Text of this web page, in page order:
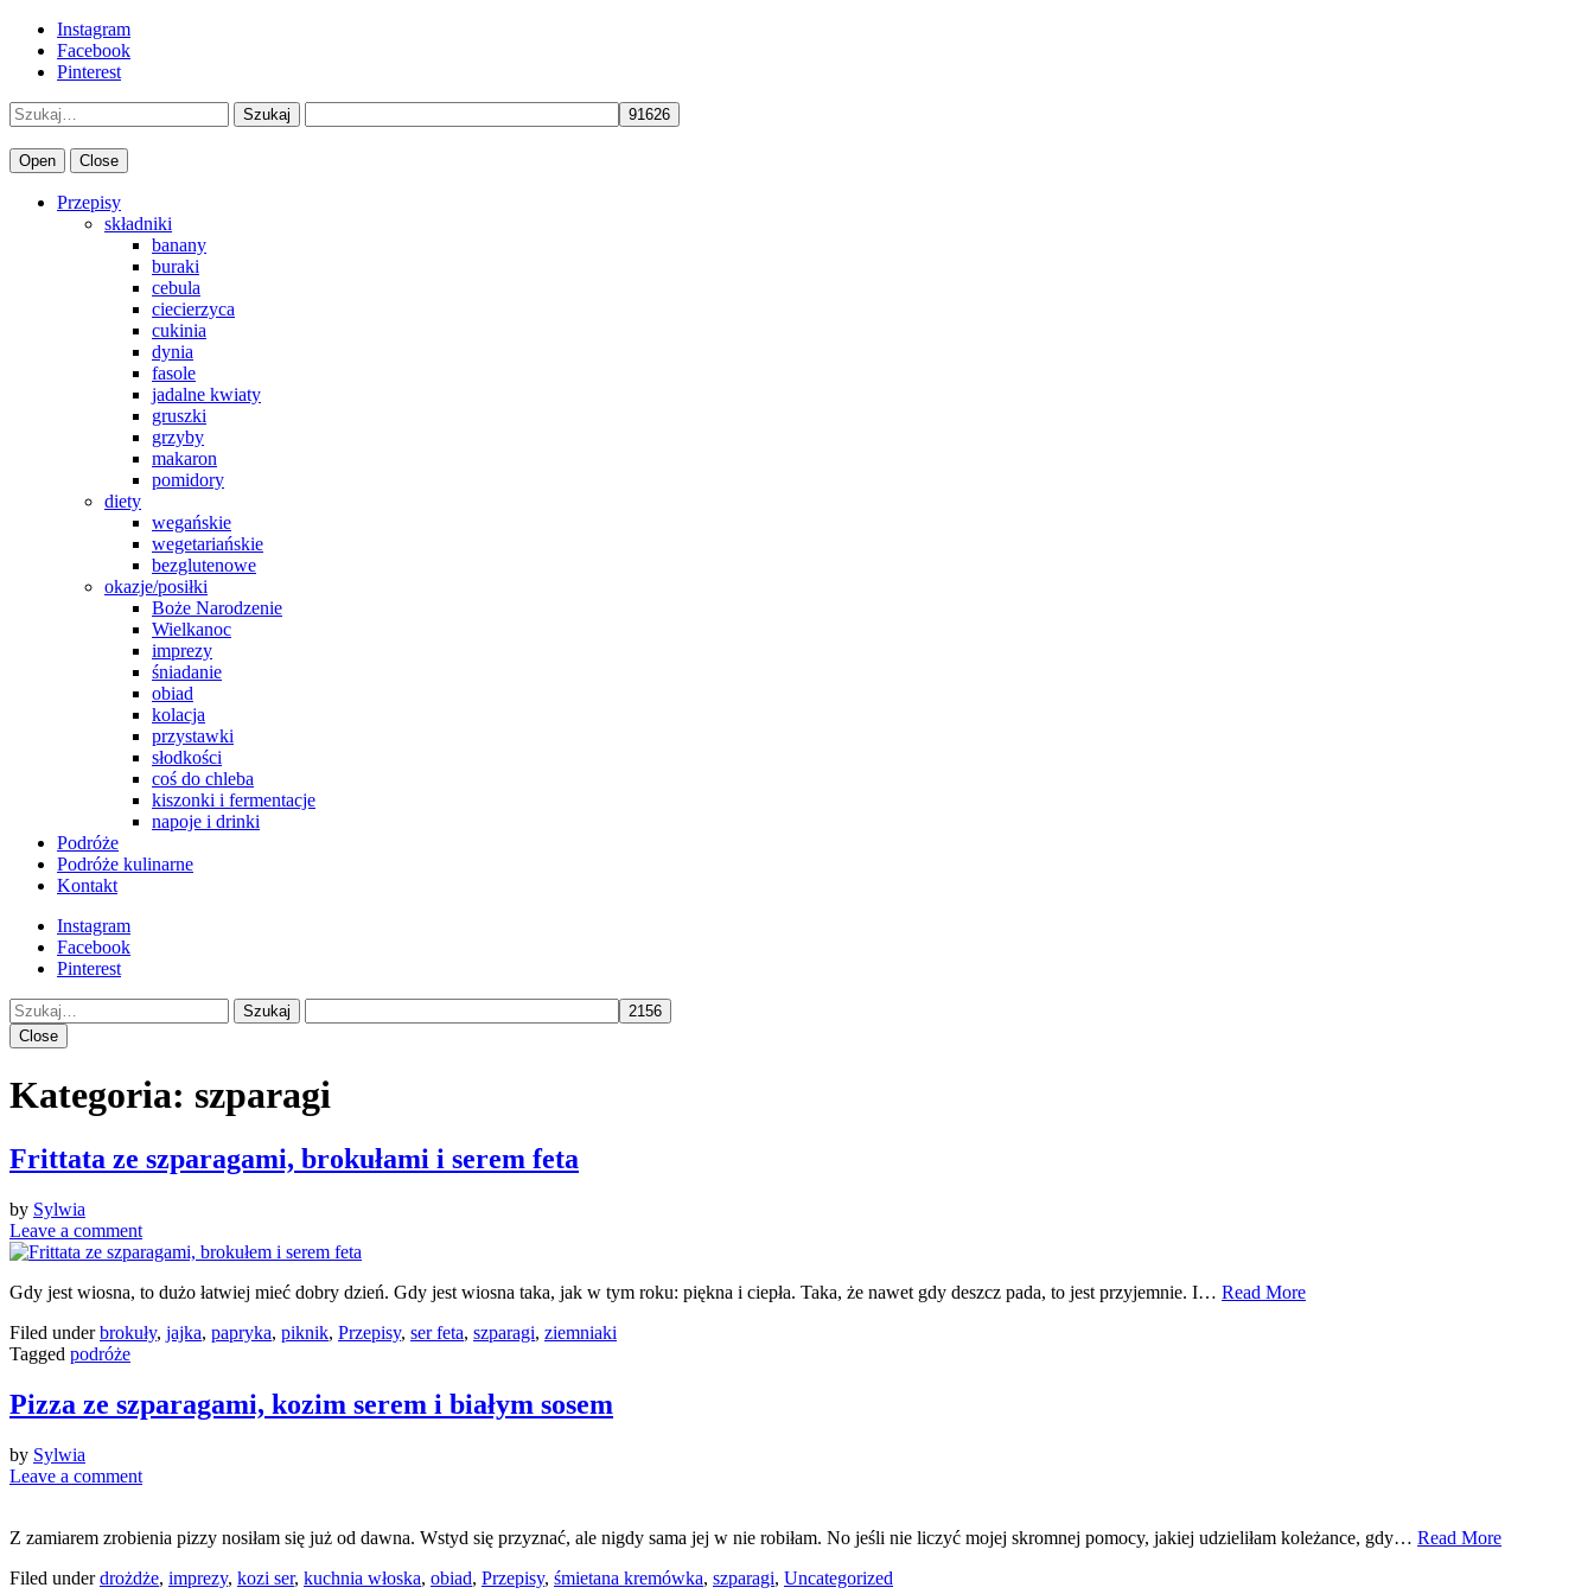
Instagram
Facebook
Pinterest
Szukaj
Open Close
Przepisy
składniki
banany
buraki
cebula
ciecierzyca
cukinia
dynia
fasole
jadalne kwiaty
gruszki
grzyby
makaron
pomidory
diety
wegańskie
wegetariańskie
bezglutenowe
okazje/posiłki
Boże Narodzenie
Wielkanoc
imprezy
śniadanie
obiad
kolacja
przystawki
słodkości
coś do chleba
kiszonki i fermentacje
napoje i drinki
Podróże
Podróże kulinarne
Kontakt
Instagram
Facebook
Pinterest
Szukaj
Close
Kategoria: szparagi
Frittata ze szparagami, brokułami i serem feta
by Sylwia
Leave a comment
Gdy jest wiosna, to dużo łatwiej mieć dobry dzień. Gdy jest wiosna taka, jak w tym roku: piękna i ciepła. Taka, że nawet gdy deszcz pada, to jest przyjemnie. I… Read More
Filed underbrokuły, jajka, papryka, piknik, Przepisy, ser feta, szparagi, ziemniaki
Tagged podróże
Pizza ze szparagami, kozim serem i białym sosem
by Sylwia
Leave a comment
Z zamiarem zrobienia pizzy nosiłam się już od dawna. Wstyd się przyznać, ale nigdy sama jej w nie robiłam. No jeśli nie liczyć mojej skromnej pomocy, jakiej udzieliłam koleżance, gdy… Read More
Filed underdrożdże, imprezy, kozi ser, kuchnia włoska, obiad, Przepisy, śmietana kremówka, szparagi, Uncategorized